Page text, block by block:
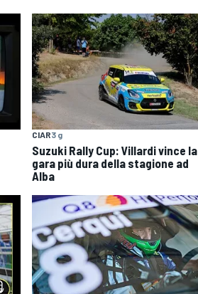
CIAR3 g
Suzuki Rally Cup: Villardi vince la
gara più dura della stagione ad
Alba